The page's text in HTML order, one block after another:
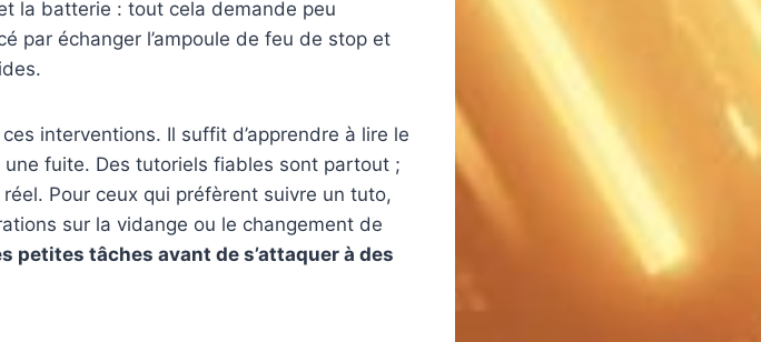
la batterie : tout cela demande peu
par échanger l’ampoule de feu de stop et
interventions. Il suffit d’apprendre à lire le
fuite. Des tutoriels fiables sont partout ;
Pour ceux qui préfèrent suivre un tuto,
sur la vidange ou le changement de
petites tâches avant de s’attaquer à des